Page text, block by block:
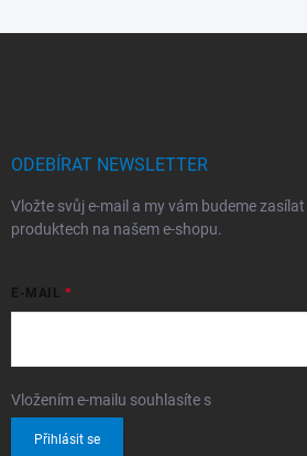
ODEBÍRAT NEWSLETTER
Vložte svůj e-mail a my vám budeme
produktech na našem e-shopu.
E-MAIL
Vložením e-mailu souhlasíte s
Přihlásit se